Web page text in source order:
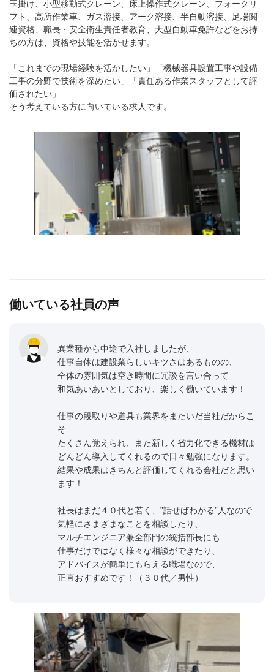
玉掛け、小型移動式クレーン、床上操作式クレーン、フォークリ
フト、高所作業車、ガス溶接、アーク溶接、半自動溶接、足場関
連資格、職長・安全衛生責任者教育、大型自動車免許などをお持
ちの方は、資格や技能を活かせます。
「これまでの現場経験を活かしたい」「機械器具設置工事や設備
工事の分野で技術を深めたい」「責任ある作業スタッフとして評
価されたい」
そう考えている方に向いている求人です。
働いている社員の声
異業種から中途で入社しましたが、
仕事自体は建設業らしいキツさはあるものの、
全体の雰囲気は空き時間に冗談を言い合って
和気あいあいとしており、楽しく働いています！
仕事の段取りや道具も業界をまたいだ当社だからこ
そ
たくさん覚えられ、また新しく省力化できる機材は
どんどん導入してくれるので日々勉強になります。
結果や成果はきちんと評価してくれる会社だと思い
ます！
社長はまだ４０代と若く、”話せばわかる”人なので
気軽にさまざまなことを相談したり、
マルチエンジニア兼全部門の統括部長にも
仕事だけではなく様々な相談ができたり、
アドバイスが簡単にもらえる職場なので、
正直おすすめです！（３０代／男性）